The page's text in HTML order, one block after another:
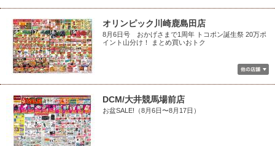
オリンピック川崎鹿島田店
8月6日号 おかげさまで1周年 トコポン誕生祭 20万ポ
イント山分け！ まとめ買いおトク
DCM/大井競馬場前店
お盆SALE!（8月6日〜8月17日）